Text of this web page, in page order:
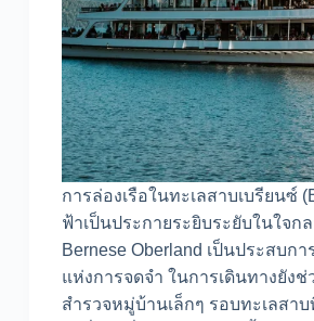
การล่องเรือในทะเลสาบเบรียนซ์
ฟ้าเป็นประกายระยิบระยับในใจกล
Bernese Oberland เป็นประสบก
แห่งการจดจำ ในการเดินทางยังช่
สำรวจหมู่บ้านเล็กๆ รอบทะเลสา